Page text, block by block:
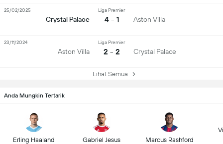
Crystal Palace
Liga Premier
4 - 1 Aston Villa
25/02/2025
Aston Villa
Liga Premier
2 - 2 Crystal Palace
23/11/2024
Lihat Semua
Anda Mungkin Tertarik
Erling Haaland Gabriel Jesus Marcus Rashford